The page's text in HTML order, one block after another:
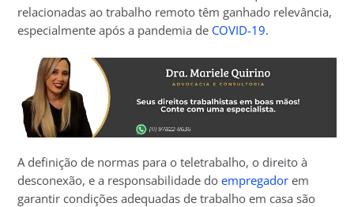
relacionadas ao trabalho remoto têm ganhado relevância,
especialmente após a pandemia de COVID-19.
A definição de normas para o teletrabalho, o direito à
desconexão, e a responsabilidade doempregador em
garantir condições adequadas de trabalho em casa são